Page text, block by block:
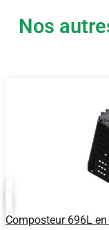
Nos
Composteur 696L